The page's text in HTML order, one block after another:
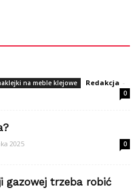
na meble klejowe Redakcja -
0
2025 0
gazowej trzeba robić